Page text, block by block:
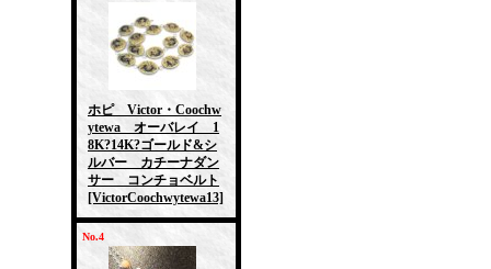
ホピ Victor・Coochw
ytewa オーバレイ 1
8K?14K?ゴールド&シ
ルバー カチーナダン
サー コンチョベルト
[VictorCoochwytewa13]
No.4